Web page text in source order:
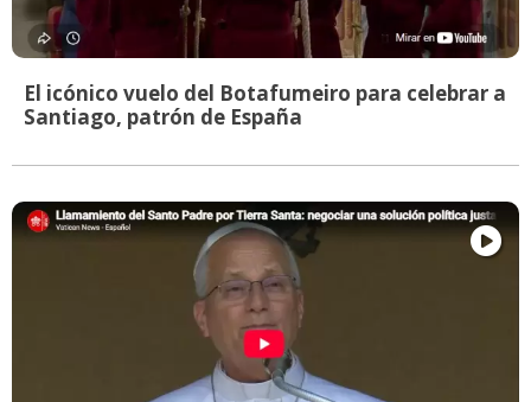
El icónico vuelo del Botafumeiro para celebrar a
Santiago, patrón de España